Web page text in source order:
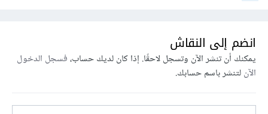
انضم إلى النقاش
يمكنك أن تنشر الآن وتسجل لاحقًا. إذا كان لديك حساب،فسجل الدخول
الآنلتنشر باسم حسابك.